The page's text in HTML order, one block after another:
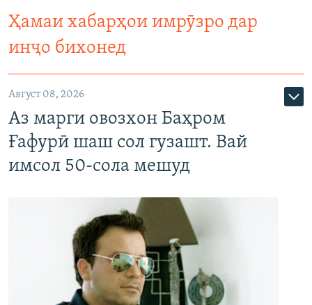
Ҳамаи хабарҳои имрӯзро дар
инҷо бихонед
Август 08, 2026
Аз марги овозхон Баҳром
Ғафурӣ шаш сол гузашт. Вай
имсол 50-сола мешуд